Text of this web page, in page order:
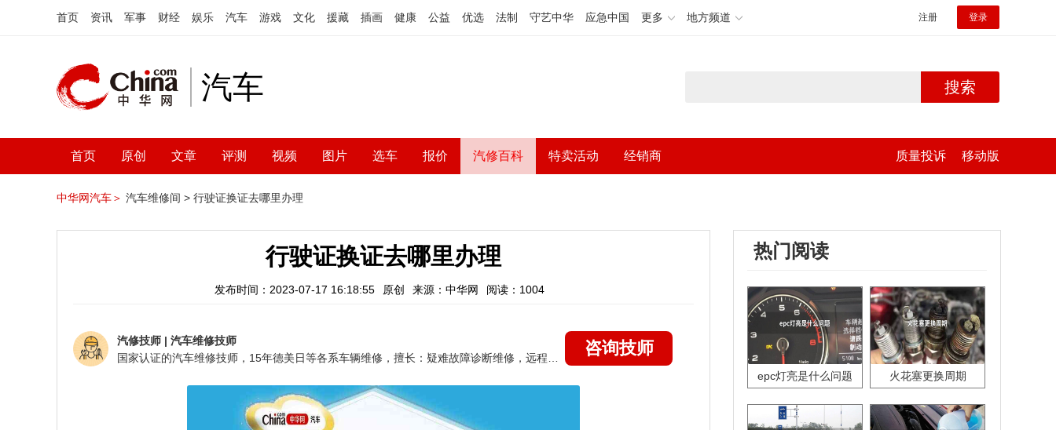
首页 资讯 军事 财经 娱乐 汽车 游戏 文化 援藏 插画 健康 公益 优选 法制 守艺中华 应急中国 更多 地方频道 注册 登录
汽车 搜索
首页 原创 文章 评测 视频 图片 选车 报价 汽修百科 特卖活动 经销商 质量投诉 移动版
中华网汽车＞ 汽车维修间 > 行驶证换证去哪里办理
行驶证换证去哪里办理
发布时间：2023-07-17 16:18:55 原创 来源：中华网 阅读：1004
汽修技师 | 汽车维修技师
咨询技师
热门阅读
epc灯亮是什么问题 火花塞更换周期